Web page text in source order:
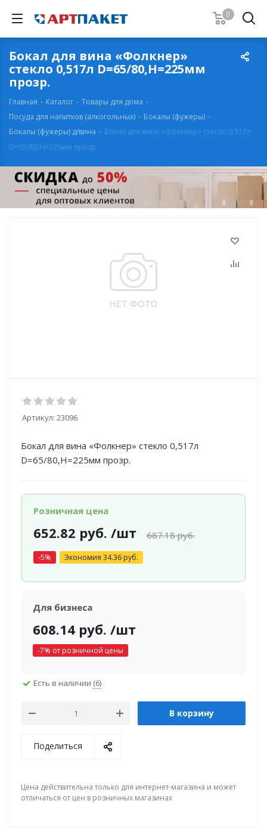
0
Бокал для вина «Фолкнер»
стекло 0,517л D=65/80,H=225мм
прозр.
Главная - Каталог - Товары для дома -
Посуда для напитков (алкогольных) - Бокалы (фужеры) -
Бокалы (фужеры) д/вина - Бокал для вина «Фолкнер» стекло 0,517л
D=65/80,H=225мм прозр.
Артикул: 23096
Бокал для вина «Фолкнер» стекло 0,517л
D=65/80,H=225мм прозр.
Розничная цена
652.82 руб. /шт 687.18руб.
-5% Экономия 34.36руб.
Для бизнеса
608.14 руб. /шт
-7% от розничной цены
Есть в наличии (6)
В корзину
Поделиться
Цена действительна только для интернет-магазина и может
отличаться от цен в розничных магазинах